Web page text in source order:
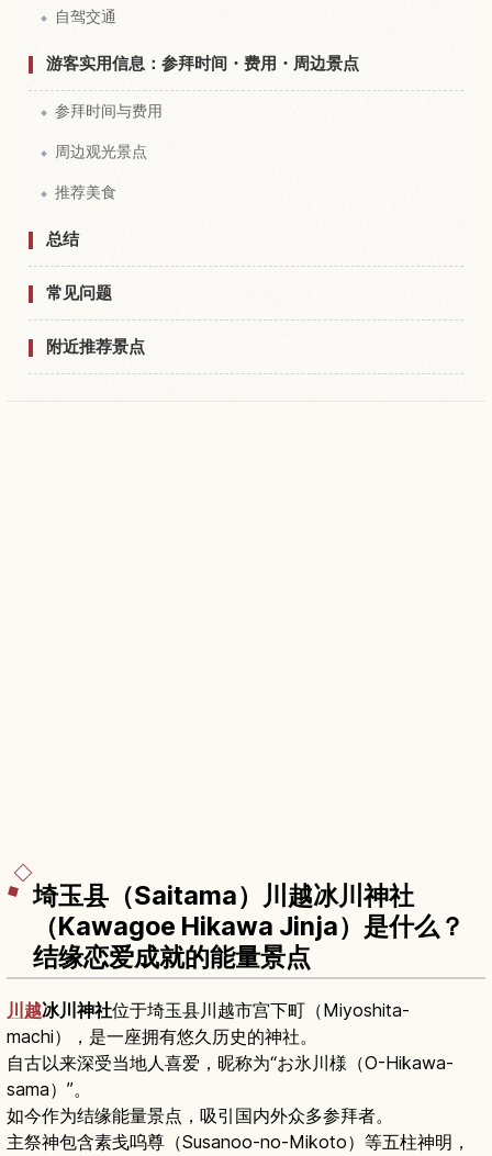
自驾交通
游客实用信息：参拜时间・费用・周边景点
参拜时间与费用
周边观光景点
推荐美食
总结
常见问题
附近推荐景点
埼玉县（Saitama）川越冰川神社
（Kawagoe Hikawa Jinja）是什么？
结缘恋爱成就的能量景点
川越冰川神社位于埼玉县川越市宫下町（Miyoshita-
machi），是一座拥有悠久历史的神社。
自古以来深受当地人喜爱，昵称为“お氷川様（O-Hikawa-
sama）”。
如今作为结缘能量景点，吸引国内外众多参拜者。
主祭神包含素戋呜尊（Susanoo-no-Mikoto）等五柱神明，